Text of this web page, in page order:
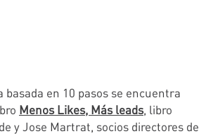
basada en 10 pasos se encuentra
Menos Likes, Más leads, libro
y Jose Martrat, socios directores de